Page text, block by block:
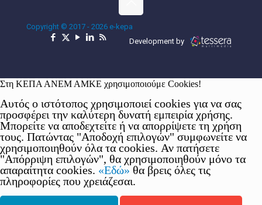
Copyright © 2017 - 2026 e-kepa
Development by
Στη ΚΕΠΑ ΑΝΕΜ ΑΜΚΕ χρησιμοποιούμε Cookies!
Αυτός ο ιστότοπος χρησιμοποιεί cookies για να σας
προσφέρει την καλύτερη δυνατή εμπειρία χρήσης.
Μπορείτε να αποδεχτείτε ή να απορρίψετε τη χρήση
τους. Πατώντας "Αποδοχή επιλογών" συμφωνείτε να
χρησιμοποιηθούν όλα τα cookies. Αν πατήσετε
"Απόρριψη επιλογών", θα χρησιμοποιηθούν μόνο τα
απαραίτητα cookies. «Εδώ»θα βρεις όλες τις
πληροφορίες που χρειάζεσαι.